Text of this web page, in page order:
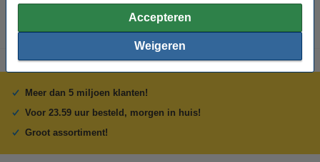
Accepteren
Weigeren
Meer dan 5 miljoen klanten!
Voor 23.59 uur besteld, morgen in huis!
Groot assortiment!